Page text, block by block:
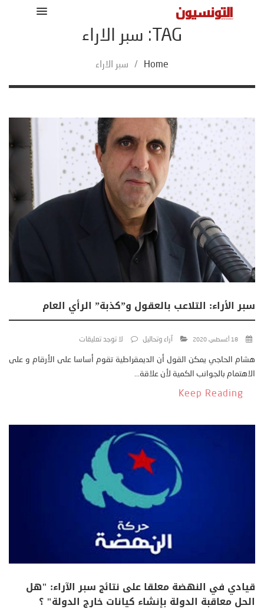
TAG: سبر الاراء
Home
/ سبر الاراء
سبر الأراء: التلاعب بالعقول و”كذبة” الرأي العام
18 أغسطس، 2020 آراء وتحاليل لا توجد تعليقات
هشام الحاجي يمكن القول أن الديمقراطية تقوم أساسا على الأرقام و على
الاهتمام بالجوانب الكمية لأن علاقة...
Keep Reading
قيادي في النهضة معلقا على نتائج سبر الآراء: "هل
الحل معاقبة الدولة بإنشاء كيانات خارج الدولة" ؟